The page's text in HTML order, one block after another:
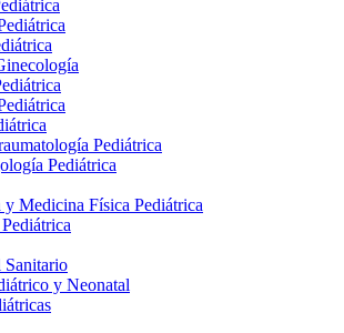
Pediátrica
Pediátrica
Medicina Física Pediátrica
Sanitario
y Neonatal